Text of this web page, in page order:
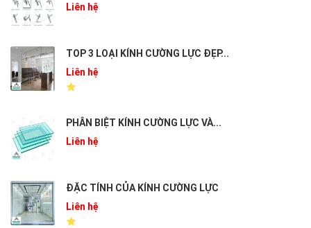
Liên hệ
TOP 3 LOẠI KÍNH CƯỜNG LỰC ĐẸP...
Liên hệ
PHÂN BIỆT KÍNH CƯỜNG LỰC VÀ...
Liên hệ
ĐẶC TÍNH CỦA KÍNH CƯỜNG LỰC
Liên hệ